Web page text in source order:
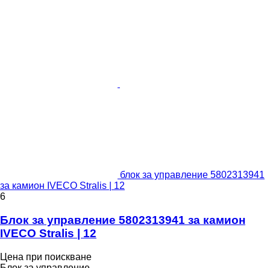
блок за управление 5802313941
за камион IVECO Stralis | 12
6
Блок за управление 5802313941 за камион
IVECO Stralis | 12
Цена при поискване